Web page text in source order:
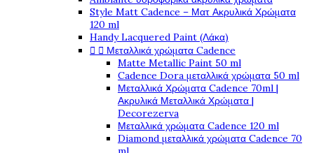
Style Matt Cadence – Ματ Ακρυλικά Χρώματα
120 ml
Handy Lacquered Paint (Λάκα)
  Μεταλλικά χρώματα Cadence
Matte Metallic Paint 50 ml
Cadence Dora μεταλλικά χρώματα 50 ml
Μεταλλικά Χρώματα Cadence 70ml |
Ακρυλικά Μεταλλικά Χρώματα |
Decorezerva
Μεταλλικά χρώματα Cadence 120 ml
Diamond μεταλλικά χρώματα Cadence 70